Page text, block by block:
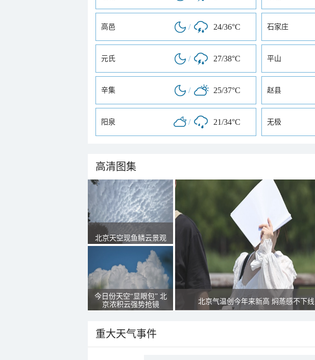
高邑 / 24/36°C 石家庄
元氏 / 27/38°C 平山
辛集 / 25/37°C 赵县
阳泉 / 21/34°C 无极
高清图集
北京天空现鱼鳞云景观
今日份天空“显眼包” 北
京浓积云强势抢镜
北京气温创今年来新高 焖蒸感不下线
重大天气事件